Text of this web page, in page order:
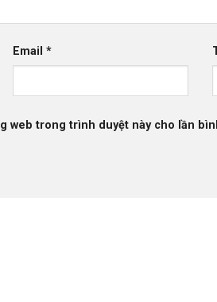
Email *
web trong trình duyệt này cho lần